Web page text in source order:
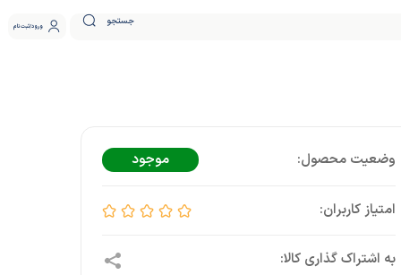
جستجو ورود ثبت نام
موجود